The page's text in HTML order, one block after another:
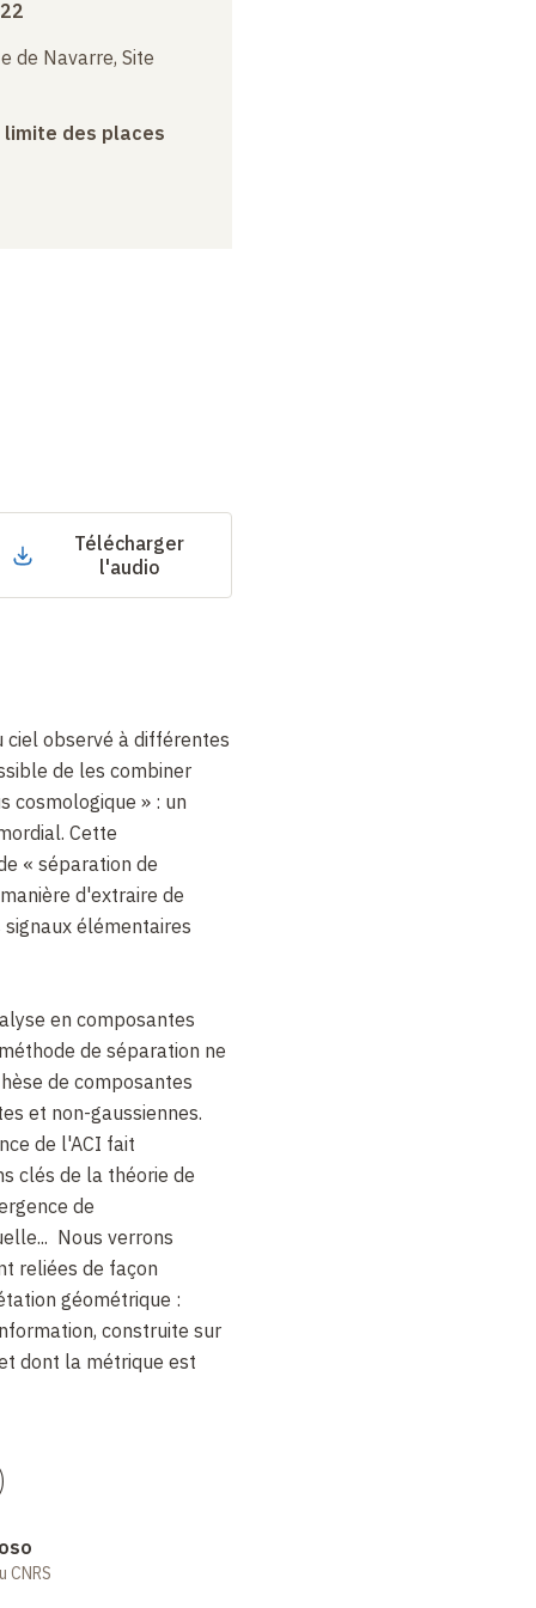
de Navarre, Site
limite des places
Télécharger
l'audio
ciel observé à différentes
de les combiner
cosmologique » : un
Cette
« séparation de
d'extraire de
élémentaires
en composantes
de séparation ne
de composantes
et non-gaussiennes.
de l'ACI fait
clés de la théorie de
de
Nous verrons
reliées de façon
géométrique :
construite sur
dont la métrique est
CNRS